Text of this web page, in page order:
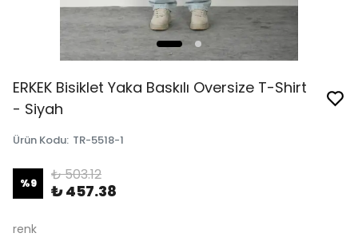
ERKEK Bisiklet Yaka Baskılı Oversize T-Shirt
- Siyah
Ürün Kodu: TR-5518-1
%9 ₺ 503.12
₺ 457.38
renk